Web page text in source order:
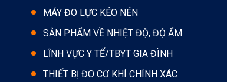
MÁY ĐO LỰC KÉO NÉN
SẢN PHẨM VỀ NHIỆT ĐỘ, ĐỘ ẨM
LĨNH VỰC Y TẾ/TBYT GIA ĐÌNH
THIẾT BỊ ĐO CƠ KHÍ CHÍNH XÁC